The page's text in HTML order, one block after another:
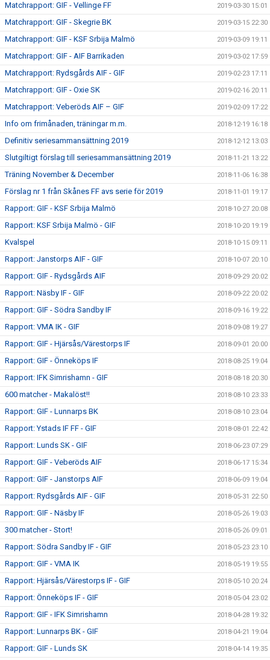
Matchrapport: GIF - Vellinge FF 2019-03-30 15:01
Matchrapport: GIF - Skegrie BK 2019-03-15 22:30
Matchrapport: GIF - KSF Srbija Malmö 2019-03-09 19:11
Matchrapport: GIF - AIF Barrikaden 2019-03-02 17:59
Matchrapport: Rydsgårds AIF - GIF 2019-02-23 17:11
Matchrapport: GIF - Oxie SK 2019-02-16 20:11
Matchrapport: Veberöds AIF – GIF 2019-02-09 17:22
Info om frimånaden, träningar m.m. 2018-12-19 16:18
Definitiv seriesammansättning 2019 2018-12-12 13:03
Slutgiltigt förslag till seriesammansättning 2019 2018-11-21 13:22
Träning November & December 2018-11-06 16:38
Förslag nr 1 från Skånes FF avs serie för 2019 2018-11-01 19:17
Rapport: GIF - KSF Srbija Malmö 2018-10-27 20:08
Rapport: KSF Srbija Malmö - GIF 2018-10-20 19:19
Kvalspel 2018-10-15 09:11
Rapport: Janstorps AIF - GIF 2018-10-07 20:10
Rapport: GIF - Rydsgårds AIF 2018-09-29 20:02
Rapport: Näsby IF - GIF 2018-09-22 20:02
Rapport: GIF - Södra Sandby IF 2018-09-16 19:22
Rapport: VMA IK - GIF 2018-09-08 19:27
Rapport: GIF - Hjärsås/Värestorps IF 2018-09-01 20:00
Rapport: GIF - Önneköps IF 2018-08-25 19:04
Rapport: IFK Simrishamn - GIF 2018-08-18 20:30
600 matcher - Makalöst!! 2018-08-10 23:33
Rapport: GIF - Lunnarps BK 2018-08-10 23:04
Rapport: Ystads IF FF - GIF 2018-08-01 22:42
Rapport: Lunds SK - GIF 2018-06-23 07:29
Rapport: GIF - Veberöds AIF 2018-06-17 15:34
Rapport: GIF - Janstorps AIF 2018-06-09 19:04
Rapport: Rydsgårds AIF - GIF 2018-05-31 22:50
Rapport: GIF - Näsby IF 2018-05-26 19:03
300 matcher - Stort! 2018-05-26 09:01
Rapport: Södra Sandby IF - GIF 2018-05-23 23:10
Rapport: GIF - VMA IK 2018-05-19 19:55
Rapport: Hjärsås/Värestorps IF - GIF 2018-05-10 20:24
Rapport: Önneköps IF - GIF 2018-05-04 23:02
Rapport: GIF - IFK Simrishamn 2018-04-28 19:32
Rapport: Lunnarps BK - GIF 2018-04-21 19:04
Rapport: GIF - Lunds SK 2018-04-14 19:35